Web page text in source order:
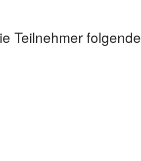
Teilnehmer folgende